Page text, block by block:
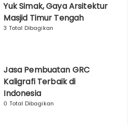
Yuk Simak, Gaya Arsitektur
Masjid Timur Tengah
3 Total Dibagikan
Jasa Pembuatan GRC
Kaligrafi Terbaik di
Indonesia
0 Total Dibagikan